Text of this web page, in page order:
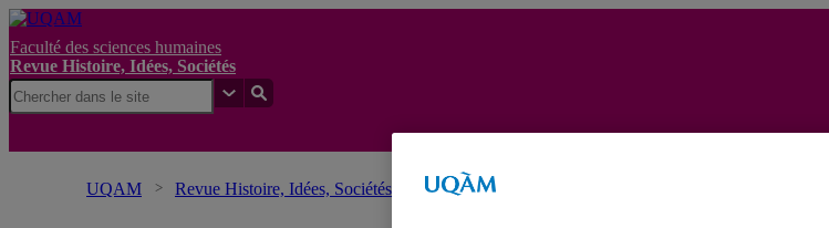
Faculté des sciences humaines
Revue Histoire, Idées, Sociétés
UQAM Revue Histoire, Idées, Sociétés Recherche web